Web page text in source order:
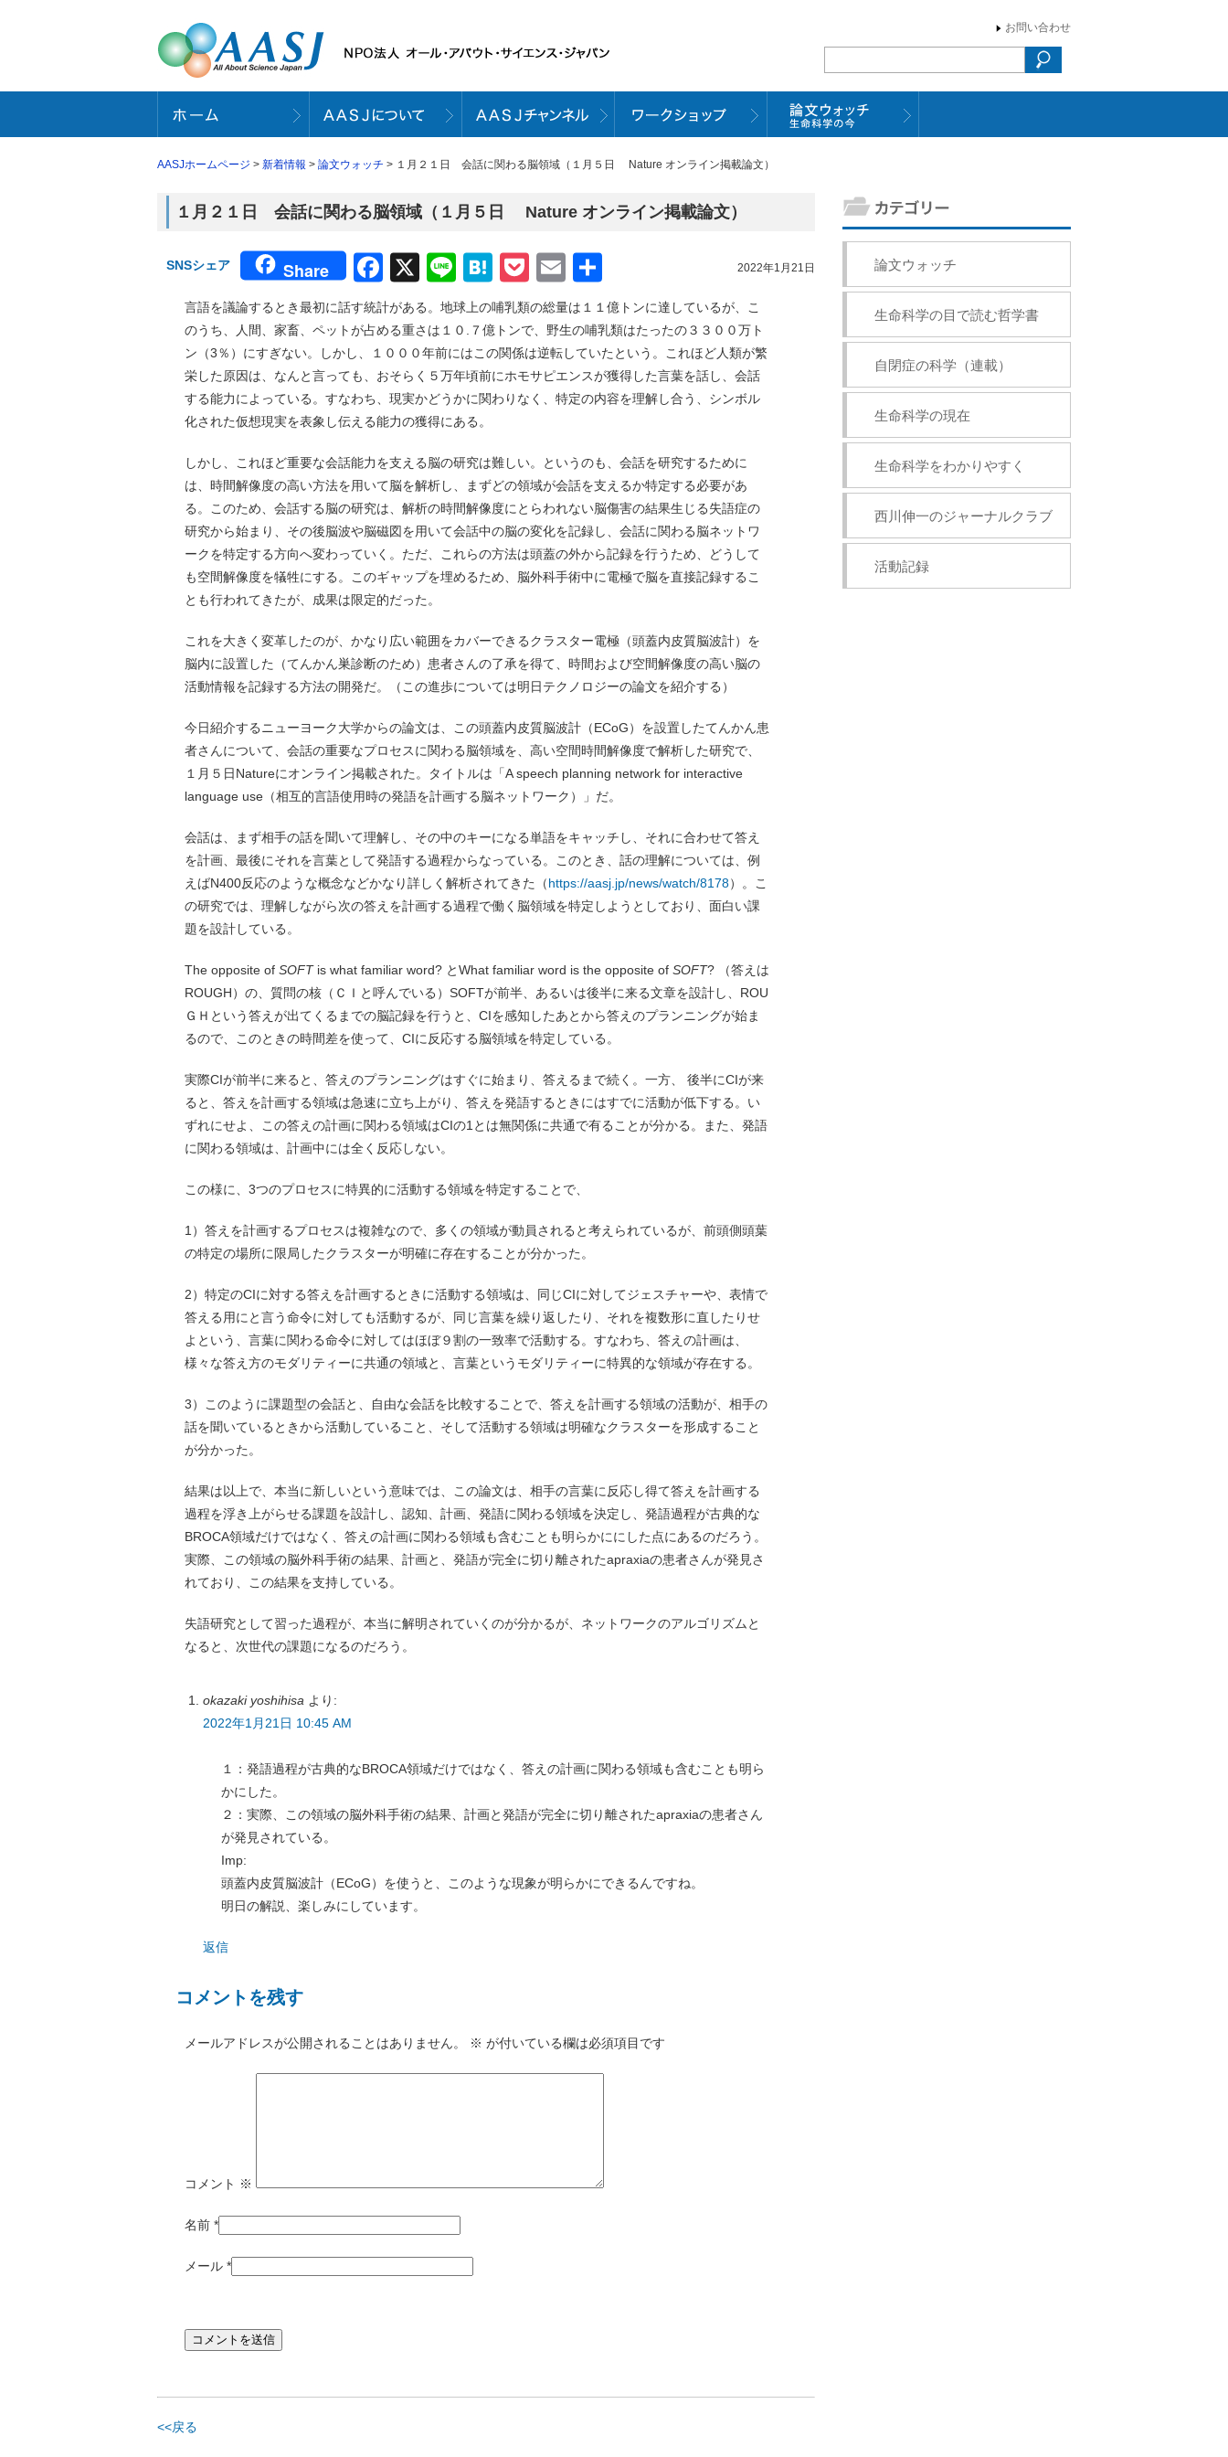
お問い合わせ
AASJホームページ > 新着情報 > 論文ウォッチ > １月２１日 会話に関わる脳領域（１月５日 Nature オンライン掲載論文）
１月２１日 会話に関わる脳領域（１月５日 Nature オンライン掲載論文）
2022年1月21日
SNSシェア Share Facebook
X LineHatena
Pocket
Email
有
言語を議論するとき最初に話す統計がある。地球上の哺乳類の総量は１１億トンに達しているが、こ
のうち、人間、家畜、ペットが占める重さは１０.７億トンで、野生の哺乳類はたったの３３００万ト
ン（3％）にすぎない。しかし、１０００年前にはこの関係は逆転していたという。これほど人類が繁
栄した原因は、なんと言っても、おそらく５万年頃前にホモサピエンスが獲得した言葉を話し、会話
する能力によっている。すなわち、現実かどうかに関わりなく、特定の内容を理解し合う、シンボル
化された仮想現実を表象し伝える能力の獲得にある。
しかし、これほど重要な会話能力を支える脳の研究は難しい。というのも、会話を研究するために
は、時間解像度の高い方法を用いて脳を解析し、まずどの領域が会話を支えるか特定する必要があ
る。このため、会話する脳の研究は、解析の時間解像度にとらわれない脳傷害の結果生じる失語症の
研究から始まり、その後脳波や脳磁図を用いて会話中の脳の変化を記録し、会話に関わる脳ネットワ
ークを特定する方向へ変わっていく。ただ、これらの方法は頭蓋の外から記録を行うため、どうして
も空間解像度を犠牲にする。このギャップを埋めるため、脳外科手術中に電極で脳を直接記録するこ
とも行われてきたが、成果は限定的だった。
これを大きく変革したのが、かなり広い範囲をカバーできるクラスター電極（頭蓋内皮質脳波計）を
脳内に設置した（てんかん巣診断のため）患者さんの了承を得て、時間および空間解像度の高い脳の
活動情報を記録する方法の開発だ。（この進歩については明日テクノロジーの論文を紹介する）
今日紹介するニューヨーク大学からの論文は、この頭蓋内皮質脳波計（ECoG）を設置したてんかん患
者さんについて、会話の重要なプロセスに関わる脳領域を、高い空間時間解像度で解析した研究で、
１月５日Natureにオンライン掲載された。タイトルは「A speech planning network for interactive
language use（相互的言語使用時の発語を計画する脳ネットワーク）」だ。
会話は、まず相手の話を聞いて理解し、その中のキーになる単語をキャッチし、それに合わせて答え
を計画、最後にそれを言葉として発語する過程からなっている。このとき、話の理解については、例
えばN400反応のような概念などかなり詳しく解析されてきた（https://aasj.jp/news/watch/8178）。こ
の研究では、理解しながら次の答えを計画する過程で働く脳領域を特定しようとしており、面白い課
題を設計している。
The opposite of SOFTis what familiar word? とWhat familiar word is the opposite of SOFT? （答えは
ROUGH）の、質問の核（ＣＩと呼んでいる）SOFTが前半、あるいは後半に来る文章を設計し、ROU
ＧＨという答えが出てくるまでの脳記録を行うと、CIを感知したあとから答えのプランニングが始ま
るので、このときの時間差を使って、CIに反応する脳領域を特定している。
実際CIが前半に来ると、答えのプランニングはすぐに始まり、答えるまで続く。一方、 後半にCIが来
ると、答えを計画する領域は急速に立ち上がり、答えを発語するときにはすでに活動が低下する。い
ずれにせよ、この答えの計画に関わる領域はCIの1とは無関係に共通で有ることが分かる。また、発語
に関わる領域は、計画中には全く反応しない。
この様に、3つのプロセスに特異的に活動する領域を特定することで、
1）答えを計画するプロセスは複雑なので、多くの領域が動員されると考えられているが、前頭側頭葉
の特定の場所に限局したクラスターが明確に存在することが分かった。
2）特定のCIに対する答えを計画するときに活動する領域は、同じCIに対してジェスチャーや、表情で
答える用にと言う命令に対しても活動するが、同じ言葉を繰り返したり、それを複数形に直したりせ
よという、言葉に関わる命令に対してはほぼ９割の一致率で活動する。すなわち、答えの計画は、
様々な答え方のモダリティーに共通の領域と、言葉というモダリティーに特異的な領域が存在する。
3）このように課題型の会話と、自由な会話を比較することで、答えを計画する領域の活動が、相手の
話を聞いているときから活動していること、そして活動する領域は明確なクラスターを形成すること
が分かった。
結果は以上で、本当に新しいという意味では、この論文は、相手の言葉に反応し得て答えを計画する
過程を浮き上がらせる課題を設計し、認知、計画、発語に関わる領域を決定し、発語過程が古典的な
BROCA領域だけではなく、答えの計画に関わる領域も含むことも明らかににした点にあるのだろう。
実際、この領域の脳外科手術の結果、計画と、発語が完全に切り離されたapraxiaの患者さんが発見さ
れており、この結果を支持している。
失語研究として習った過程が、本当に解明されていくのが分かるが、ネットワークのアルゴリズムと
なると、次世代の課題になるのだろう。
okazaki yoshihisa より:
2022年1月21日 10:45 AM
１：発語過程が古典的なBROCA領域だけではなく、答えの計画に関わる領域も含むことも明ら
かにした。
２：実際、この領域の脳外科手術の結果、計画と発語が完全に切り離されたapraxiaの患者さん
が発見されている。
Imp:
頭蓋内皮質脳波計（ECoG）を使うと、このような現象が明らかにできるんですね。
明日の解説、楽しみにしています。
返信
コメントを残す
メールアドレスが公開されることはありません。 ※ が付いている欄は必須項目です
コメント ※
名前 *
メール *
<<戻る
論文ウォッチ
生命科学の目で読む哲学書
自閉症の科学（連載）
生命科学の現在
生命科学をわかりやすく
西川伸一のジャーナルクラブ
活動記録